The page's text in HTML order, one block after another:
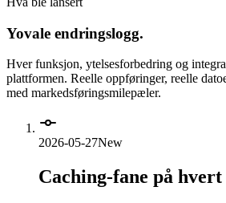
Yovale endringslogg.
Hver funksjon, ytelsesforbedring og
plattformen. Reelle oppføringer, reelle
med markedsføringsmilepæler.
2026-05-27New
Caching-fane på